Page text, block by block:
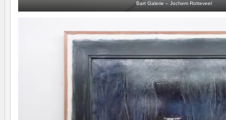
Bart Galerie – Jochem Rotteveel